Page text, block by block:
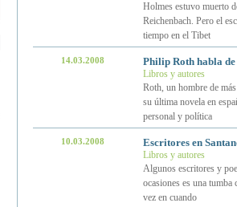
Holmes estuvo muerto
Reichenbach. Pero el
tiempo en el Tibet
14.03.2008 Philip Roth habla
Libros y autores
Roth, un hombre de
su última novela en
personal y política
10.03.2008 Escritores en
Libros y autores
Algunos escritores y
ocasiones es una tumba
vez en cuando